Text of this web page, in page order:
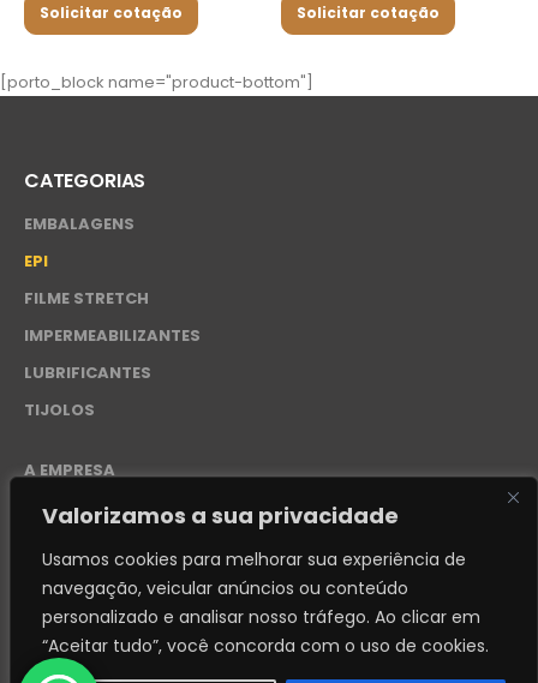
Valorizamos a sua privacidade
Usamos cookies para melhorar sua experiência de
navegação, veicular anúncios ou conteúdo
personalizado e analisar nosso tráfego. Ao clicar em
“Aceitar tudo”, você concorda com o uso de cookies.
Solicitar cotação Solicitar cotação
[porto_block name="product-bottom"]
CATEGORIAS
EMBALAGENS
EPI
FILME STRETCH
IMPERMEABILIZANTES
LUBRIFICANTES
TIJOLOS
A EMPRESA
POLÍTICA DE PRIVACIDADE – LGPD
© 2024. Distribuidora REI - 50.276.228/0001-87 - Desenvolvido